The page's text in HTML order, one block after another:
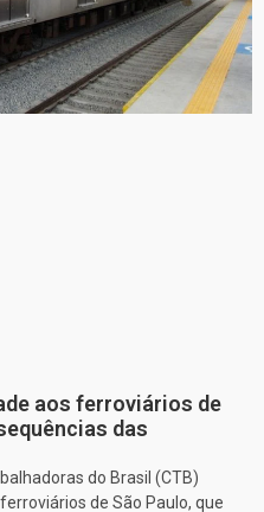
aos ferroviários de
das
do Brasil (CTB)
de São Paulo, que